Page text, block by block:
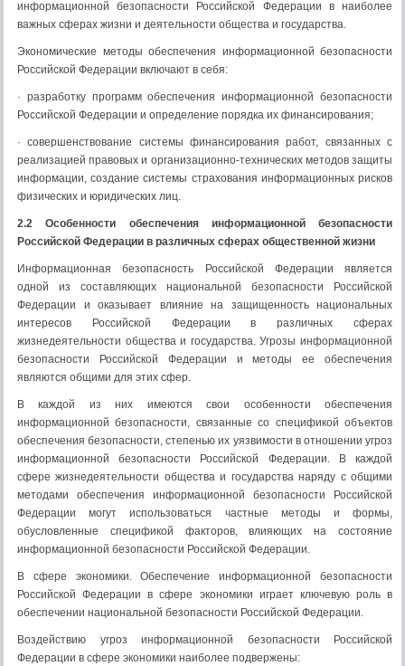
информационной безопасности Российской Федерации в наиболее
важных сферах жизни и деятельности общества и государства.
Экономические методы обеспечения информационной безопасности
Российской Федерации включают в себя:
· разработку программ обеспечения информационной безопасности
Российской Федерации и определение порядка их финансирования;
· совершенствование системы финансирования работ, связанных с
реализацией правовых и организационно-технических методов защиты
информации, создание системы страхования информационных рисков
физических и юридических лиц.
2.2 Особенности обеспечения информационной безопасности
Российской Федерации в различных сферах общественной жизни
Информационная безопасность Российской Федерации является
одной из составляющих национальной безопасности Российской
Федерации и оказывает влияние на защищенность национальных
интересов Российской Федерации в различных сферах
жизнедеятельности общества и государства. Угрозы информационной
безопасности Российской Федерации и методы ее обеспечения
являются общими для этих сфер.
В каждой из них имеются свои особенности обеспечения
информационной безопасности, связанные со спецификой объектов
обеспечения безопасности, степенью их уязвимости в отношении угроз
информационной безопасности Российской Федерации. В каждой
сфере жизнедеятельности общества и государства наряду с общими
методами обеспечения информационной безопасности Российской
Федерации могут использоваться частные методы и формы,
обусловленные спецификой факторов, влияющих на состояние
информационной безопасности Российской Федерации.
В сфере экономики. Обеспечение информационной безопасности
Российской Федерации в сфере экономики играет ключевую роль в
обеспечении национальной безопасности Российской Федерации.
Воздействию угроз информационной безопасности Российской
Федерации в сфере экономики наиболее подвержены: